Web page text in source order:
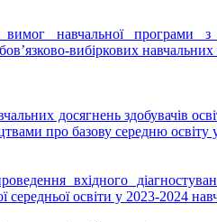
навчальної програми з
вибіркових
досягнень здобувачів
про базову середню
вхідного
середньої освіти у 2023-2024